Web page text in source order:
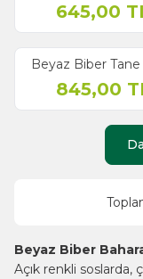
645,00
Beyaz Biber
845,00
Beyaz Biber
Açık renkli